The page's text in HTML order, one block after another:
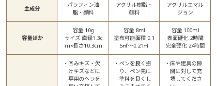
主成分
パラフィン油
脂・顔料
アクリル樹脂・
顔料
アクリルエマル
ジョン
容量ほか
容量 10g
サイズ 直径1.3c
m×長さ10.3cm
容量 8ml
塗布可能面積 0.1
5㎡～0.21㎡
容量 100ml
表面硬化 2時間
完全硬化 24時間
凹みキズ・欠
けキズなどに
専用のヘラを
ペンを良く振
り、ペン先に
塗料を良くし
床や建具の隙
間に対して充
填してくださ